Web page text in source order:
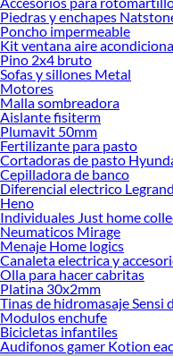
Piedras y enchapes
Poncho impermeable
Kit ventana aire
Pino 2x4 bruto
Sofas y sillones Metal
Motores
Malla sombreadora
Aislante fisiterm
Plumavit 50mm
Fertilizante para pasto
Cortadoras de pasto
Cepilladora de banco
Diferencial electrico Legrand
Heno
Individuales Just home
Neumaticos Mirage
Menaje Home logics
Canaleta electrica y
Olla para hacer cabritas
Platina 30x2mm
Tinas de hidromasaje Sensi
Modulos enchufe
Bicicletas infantiles
Audifonos gamer Kotion